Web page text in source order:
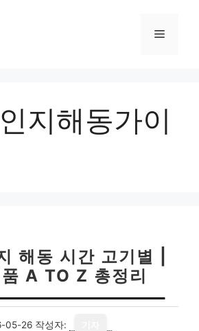
메
지해동가이
해동 시간 고기별 |
A TO Z 총정리
05-26 작성자: